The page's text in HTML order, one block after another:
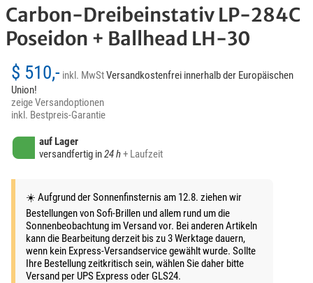
Carbon-Dreibeinstativ LP-284C
Poseidon + Ballhead LH-30
$ 510,- inkl. MwStVersandkostenfrei innerhalb der Europäischen
Union!
zeige Versandoptionen
inkl. Bestpreis-Garantie
auf Lager
versandfertig in24 h+ Laufzeit
☀️ Aufgrund der Sonnenfinsternis am 12.8. ziehen wir
Bestellungen von Sofi-Brillen und allem rund um die
Sonnenbeobachtung im Versand vor. Bei anderen Artikeln
kann die Bearbeitung derzeit bis zu 3 Werktage dauern,
wenn kein Express-Versandservice gewählt wurde. Sollte
Ihre Bestellung zeitkritisch sein, wählen Sie daher bitte
Versand per UPS Express oder GLS24.